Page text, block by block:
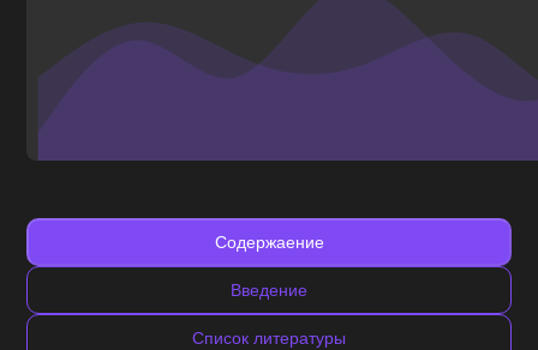
Содержаение
Введение
Список литературы